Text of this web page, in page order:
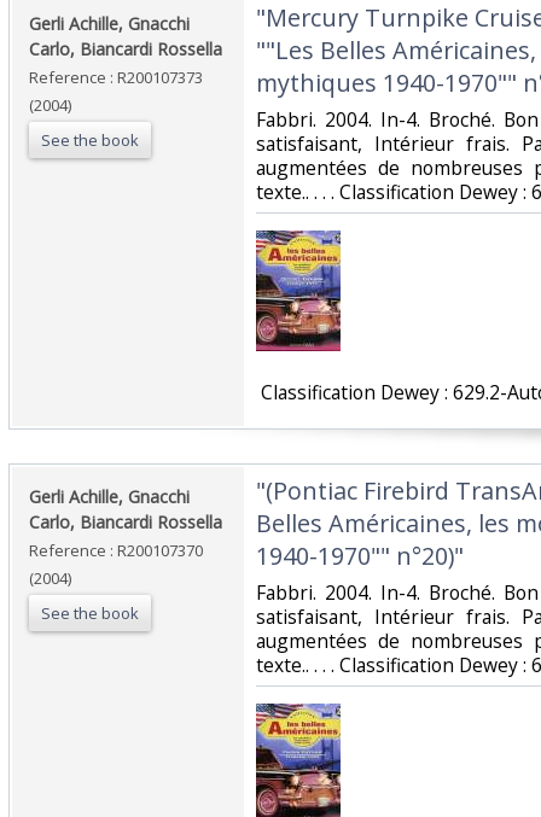
‎Gerli Achille, Gnacchi
Carlo, Biancardi Rossella‎
Reference : R200107373
(2004)
See the book
‎"Mercury Turnpike
""Les Belles
mythiques 1940-1970""
‎Fabbri. 2004. In-4. Broché.
satisfaisant, Intérieur frais.
augmentées de nombreuses
texte.. . . . Classification Dewey :
Classification Dewey : 629.2-
‎Gerli Achille, Gnacchi
Carlo, Biancardi Rossella‎
Reference : R200107370
(2004)
See the book
‎"(Pontiac Firebird
Belles Américaines, les
1940-1970"" n°20)"‎
‎Fabbri. 2004. In-4. Broché.
satisfaisant, Intérieur frais.
augmentées de nombreuses
texte.. . . . Classification Dewey :